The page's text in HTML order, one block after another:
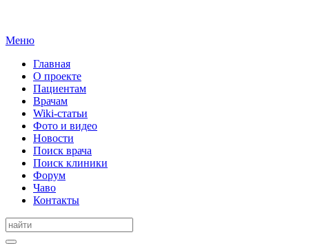
Меню
Главная
О проекте
Пациентам
Врачам
Wiki-статьи
Фото и видео
Новости
Поиск врача
Поиск клиники
Форум
Чаво
Контакты